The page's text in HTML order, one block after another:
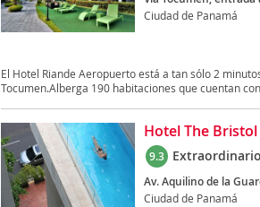
Ciudad de Panamá
El Hotel Riande Aeropuerto está a tan sólo 2
Tocumen.Alberga 190 habitaciones que cuentan
Hotel The Bristol
9.3 Extraordinario
Av. Aquilino de la
Ciudad de Panamá